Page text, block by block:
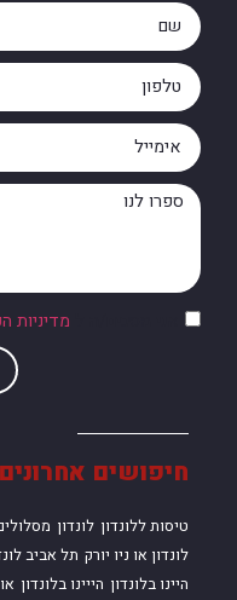
חיפושים אחרונים
טיסות ללונדון לונדון
לונדון או ניו יורק תל אביב
היינו בלונדון הייינו בלונדון
מדיניות